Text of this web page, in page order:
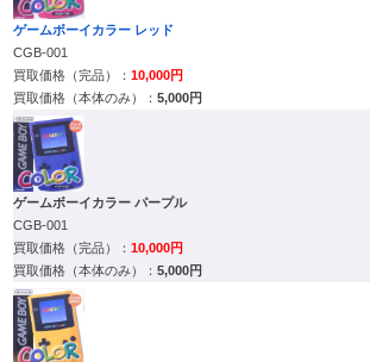
ゲームボーイカラー レッド
CGB-001
10,000円
5,000円
ゲームボーイカラー パープル
CGB-001
10,000円
5,000円